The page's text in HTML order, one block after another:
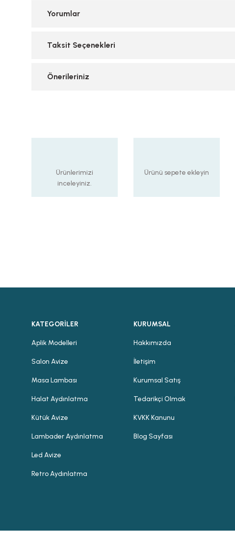
Yorumlar
Taksit Seçenekleri
Önerileriniz
Ürünlerimizi
inceleyiniz.
Ürünü sepete ekleyin
KATEGORİLER
Aplik Modelleri
Salon Avize
Masa Lambası
Halat Aydınlatma
Kütük Avize
Lambader Aydınlatma
Led Avize
Retro Aydınlatma
KURUMSAL
Hakkımızda
İletişim
Kurumsal Satış
Tedarikçi Olmak
KVKK Kanunu
Blog Sayfası